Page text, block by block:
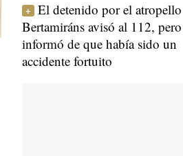
El detenido por el
Bertamiráns avisó al 112, pero
informó de que había sido un
accidente fortuito